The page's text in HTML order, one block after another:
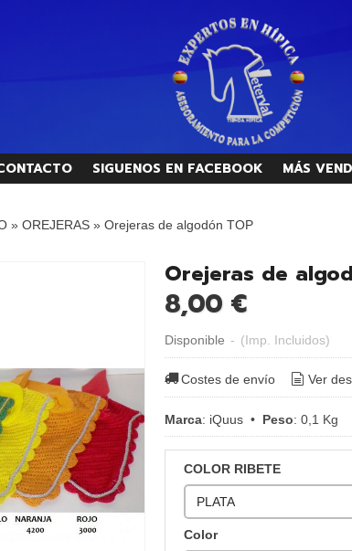
SIGUENOS EN FACEBOOK MÁS
» OREJERAS» Orejeras de algodón TOP
Orejeras de
8,00 €
Disponible - (Imp. Incluidos)
Costes de envío Ver
Marca: iQuus• Peso: 0,1 Kg
COLOR RIBETE
Color